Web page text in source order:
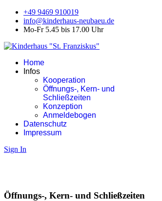
+49 9469 910019
info@kinderhaus-neubaeu.de
Mo-Fr 5.45 bis 17.00 Uhr
Home
Infos
Kooperation
Öffnungs-, Kern- und
Schließzeiten
Konzeption
Anmeldebogen
Datenschutz
Impressum
Sign In
Öffnungs-, Kern- und Schließzeiten